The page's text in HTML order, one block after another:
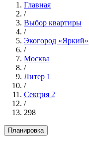
Главная
/
Выбор квартиры
/
Экогород «Яркий»
/
Москва
/
Литер 1
/
Секция 2
/
298
Планировка